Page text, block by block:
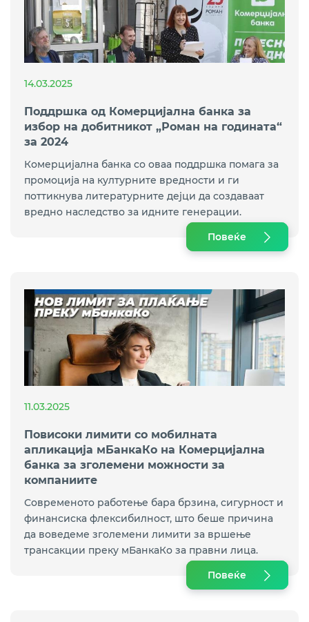
14.03.2025
Поддршка од Комерцијална банка за
избор на добитникот „Роман на годината“
за 2024
Комерцијална банка со оваа поддршка помага за
промоција на културните вредности и ги
поттикнува литературните дејци да создаваат
вредно наследство за идните генерации.
Повеќе
11.03.2025
Повисоки лимити со мобилната
апликација мБанкаКо на Комерцијална
банка за зголемени можности за
компаниите
Современото работење бара брзина, сигурност и
финансиска флексибилност, што беше причина
да воведеме зголемени лимити за вршење
трансакции преку мБанкаКо за правни лица.
Повеќе